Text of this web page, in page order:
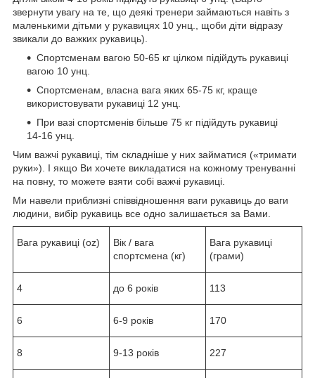
звернути увагу на те, що деякі тренери займаються навіть з
маленькими дітьми у рукавицях 10 унц., щоби діти відразу
звикали до важких рукавиць).
Спортсменам вагою 50-65 кг цілком підійдуть рукавиці
вагою 10 унц.
Спортсменам, власна вага яких 65-75 кг, краще
використовувати рукавиці 12 унц.
При вазі спортсменів більше 75 кг підійдуть рукавиці
14-16 унц.
Чим важчі рукавиці, тім складніше у них займатися («тримати
руки»). І якщо Ви хочете викладатися на кожному тренуванні
на повну, то можете взяти собі важчі рукавиці.
Ми навели приблизні співвідношення ваги рукавиць до ваги
людини, вибір рукавиць все одно залишається за Вами.
Вага рукавиці (oz)
Вік / вага
спортсмена (кг)
Вага рукавиці
(грами)
4 до 6 років 113
6 6-9 років 170
8 9-13 років 227